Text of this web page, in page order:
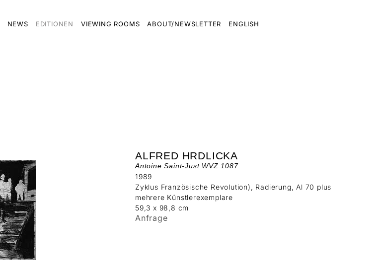
NEWS EDITIONEN VIEWING ROOMS ABOUT/NEWSLETTER ENGLISH
ALFRED HRDLICKA
Antoine Saint-Just WVZ 1087
1989
Zyklus Französische Revolution), Radierung, Al 70 plus
mehrere Künstlerexemplare
59,3 x 98,8 cm
Anfrage